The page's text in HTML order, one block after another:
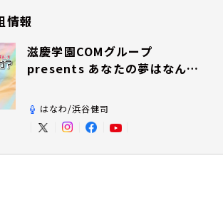
情報
滋慶学園COMグループ
presents あなたの夢はなんで
はなわ/浜谷健司